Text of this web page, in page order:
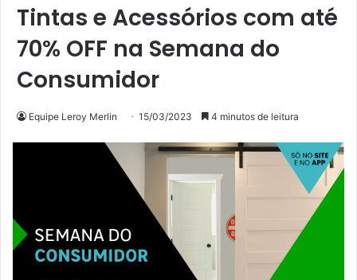
Tintas e Acessórios com até
70% OFF na Semana do
Consumidor
Equipe Leroy Merlin 15/03/2023 4 minutos de leitura